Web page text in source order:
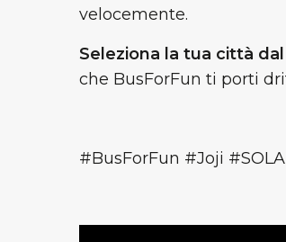
velocemente.
Seleziona la tua città
che BusForFun ti porti
#BusForFun #Joji